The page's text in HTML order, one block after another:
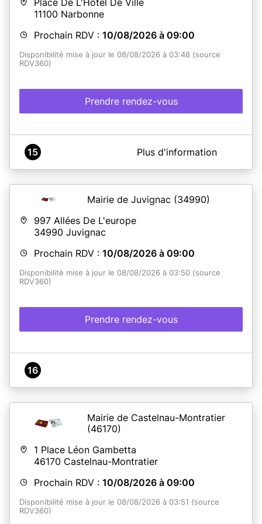
11100 Narbonne
Prochain RDV : 10/08/2026 à 09:00
Disponibilité mise à jour le 08/08/2026 à 03:48 (source
RDV360)
Prendre rendez-vous
A propos de Mairie Narbonne
renouvellement de CNI et/ou passeport pour
changement d'adresse, ne pourra être acceptée.
POUR DÉPOSER VOTRE DEMANDE :
- sur rendez-vous les lundis, mercredis et vendredis
- sans rendez-vous les mardis et les jeudis.
Maison des Services 1 et 2 : 1 avenue de la Naïade, du
Mairie annexe de Baliste : rue d'Aoste, du lundi au
vendredi de 9h à 12h30 et de 13h30 à 17h
au vendredi de 8h15 à 12h45 et de 14h à 17h
LE RETRAIT de votre nouveau titre d'identité se fait
sans rendez-vous. Restitution de l'ancien titre à la
En savoir plus
15 Plus d'information
Mairie de Juvignac (34990)
997 Allées De L'europe
34990 Juvignac
Prochain RDV : 10/08/2026 à 09:00
Disponibilité mise à jour le 08/08/2026 à 03:50 (source
RDV360)
Prendre rendez-vous
16
Mairie de Castelnau-Montratier
(46170)
1 Place Léon Gambetta
46170 Castelnau-Montratier
Prochain RDV : 10/08/2026 à 09:00
Disponibilité mise à jour le 08/08/2026 à 03:51 (source
RDV360)